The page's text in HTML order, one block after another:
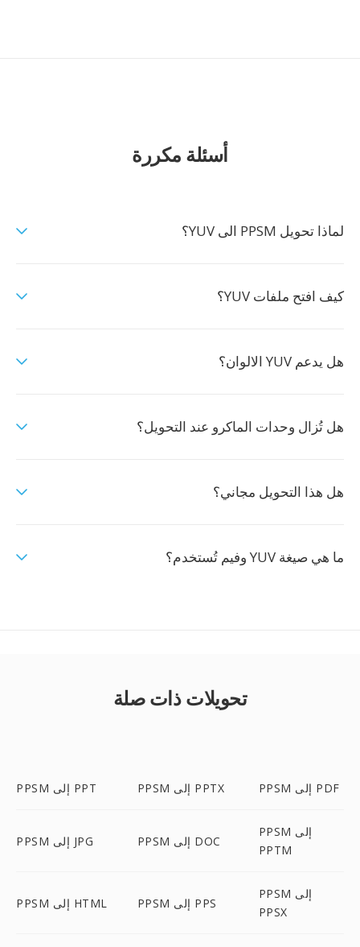
أسئلة مكررة
لماذا تحويل PPSM الى YUV؟
كيف افتح ملفات YUV؟
هل يدعم YUV الالوان؟
هل تُزال وحدات الماكرو عند التحويل؟
هل هذا التحويل مجاني؟
ما هي صيغة YUV وفيم تُستخدم؟
تحويلات ذات صلة
PPSM إلى PPT PPSM إلى PPTX PPSM إلى PDF
PPSM إلى JPG PPSM إلى DOC
PPSM إلى
PPTM
PPSM إلى HTML PPSM إلى PPS
PPSM إلى
PPSX